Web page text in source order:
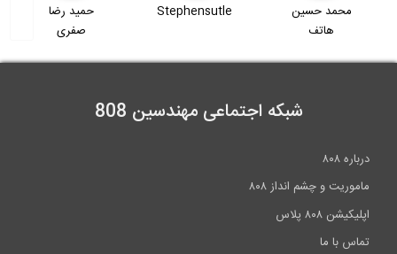
Stephensutle
حمید رضا
حمید صفری
شبکه اجتماعی مهندسین 808
درباره ۸۰۸
ماموریت و چشم انداز ۸۰۸
اپلیکیشن ۸۰۸ پلاس
تماس با ما